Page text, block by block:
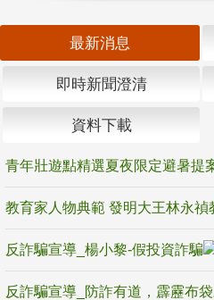
最新消息
即時新聞澄清
資料下載
反詐騙宣導_楊小黎-假投資詐騙